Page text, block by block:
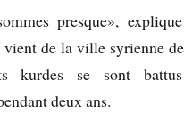
presque»,
de la ville syrienne
kurdes se sont
deux ans.